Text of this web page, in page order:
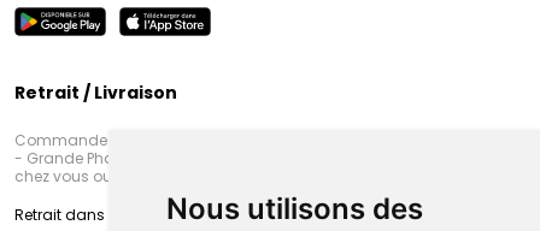
Nous utilisons des
Retrait / Livraison
Commandez en ligne et venez chercher votre commande à Amiens
- Grande Pharmacie d’Amiens (Fachon) ou recevez-là rapidement
chez vous ou en point retrait
Retrait dans la pharmacie d’Amiens